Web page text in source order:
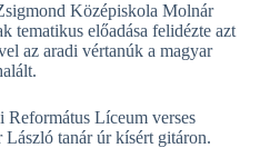
Középiskola Molnár
tematikus előadása felidézte azt
az aradi vértanúk a magyar
Református Líceum verses
László tanár úr kísért gitáron.